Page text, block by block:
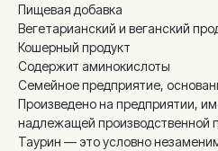
Пищевая добавка
Вегетарианский и веганский
Кошерный продукт
Содержит аминокислоты
Семейное предприятие,
Произведено на предприятии,
надлежащей производственной
Таурин — это условно